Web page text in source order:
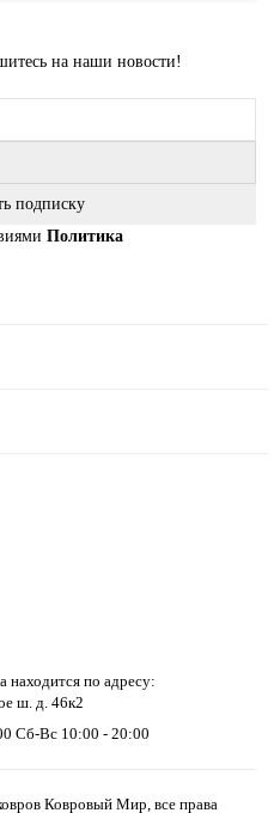
на наши новости!
подписку
Политика
по адресу:
ш. д. 46к2
Сб-Вс 10:00 - 20:00
Ковровый Мир, все права